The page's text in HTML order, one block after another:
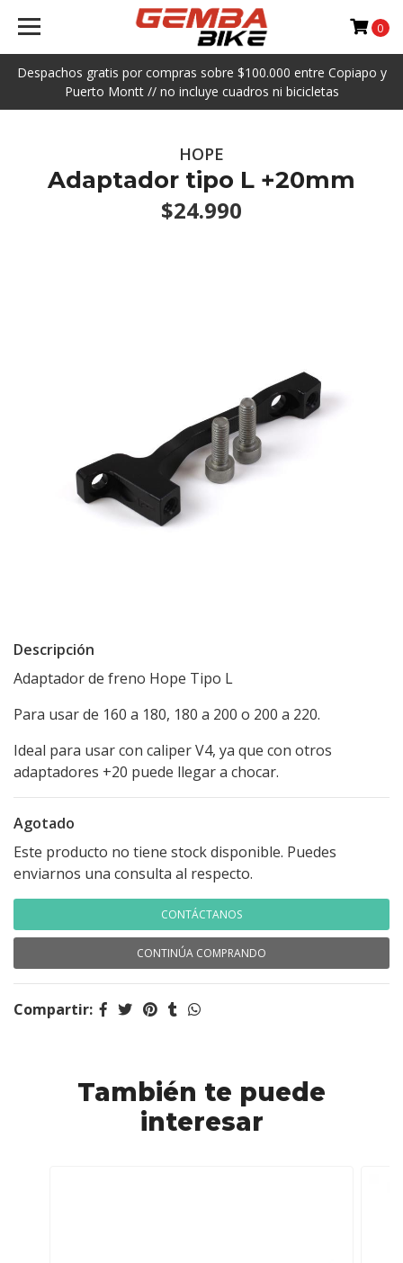
Despachos gratis por compras sobre $100.000 entre Copiapo y
Puerto Montt // no incluye cuadros ni bicicletas
0
HOPE
Adaptador tipo L +20mm
$24.990
Descripción
Adaptador de freno Hope Tipo L
Para usar de 160 a 180, 180 a 200 o 200 a 220.
Ideal para usar con caliper V4, ya que con otros
adaptadores +20 puede llegar a chocar.
Agotado
Este producto no tiene stock disponible. Puedes
enviarnos una consulta al respecto.
CONTÁCTANOS
CONTINÚA COMPRANDO
Compartir:
También te puede
interesar